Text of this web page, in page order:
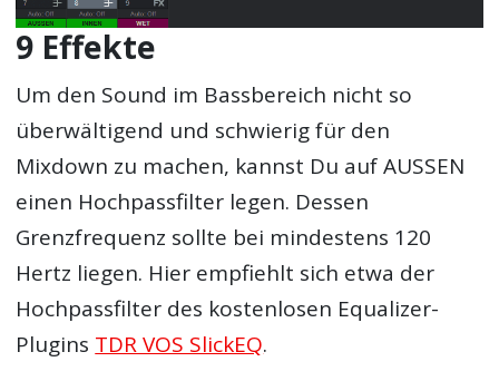
9 Effekte
Um den Sound im Bassbereich nicht so
überwältigend und schwierig für den
Mixdown zu machen, kannst Du auf AUSSEN
einen Hochpassfilter legen. Dessen
Grenzfrequenz sollte bei mindestens 120
Hertz liegen. Hier empfiehlt sich etwa der
Hochpassfilter des kostenlosen Equalizer-
Plugins TDR VOS SlickEQ.